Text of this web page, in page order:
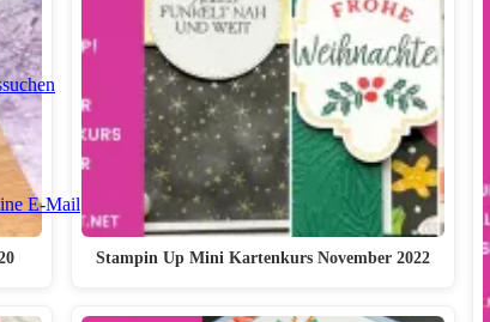
E-Mail
Stampin Up Mini Kartenkurs November 2022